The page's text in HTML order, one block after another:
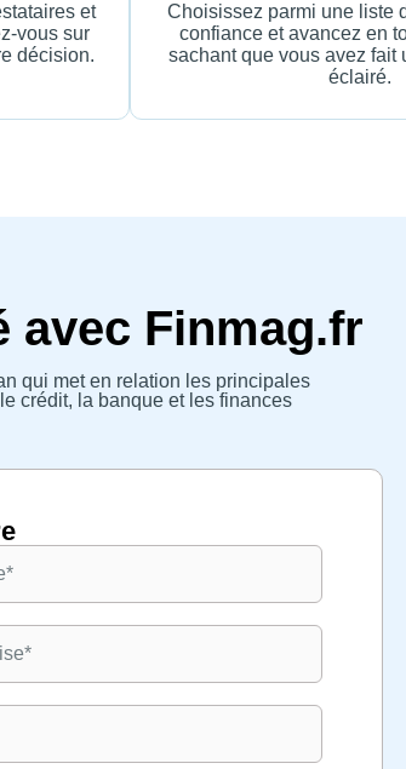
et
vous sur
décision.
Choisissez parmi une liste
confiance et avancez en
sachant que vous avez fait
éclairé.
avec Finmag.fr
qui met en relation les principales
crédit, la banque et les finances